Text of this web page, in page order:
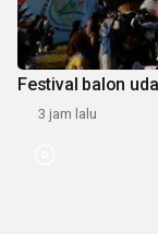
Festival balon
3 jam lalu